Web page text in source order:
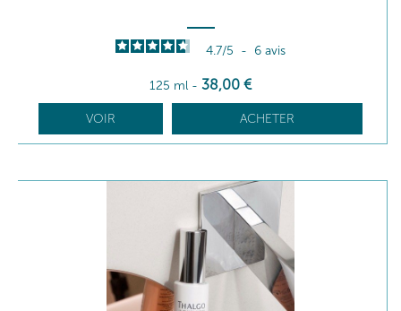
4.7/5 - 6 avis
125 ml - 38,00 €
VOIR ACHETER